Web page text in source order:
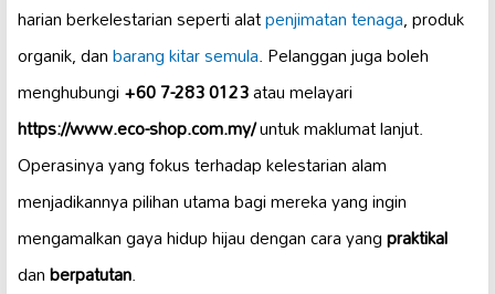
harian berkelestarian seperti alatpenjimatan tenaga, produk
organik, danbarang kitar semula. Pelanggan juga boleh
menghubungi+60 7-283 0123atau melayari
https://www.eco-shop.com.my/untuk maklumat lanjut.
Operasinya yang fokus terhadap kelestarian alam
menjadikannya pilihan utama bagi mereka yang ingin
mengamalkan gaya hidup hijau dengan cara yangpraktikal
danberpatutan.